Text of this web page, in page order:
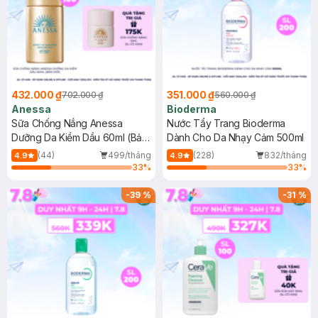
432.000 ₫702.000 ₫
Anessa
Sữa Chống Nắng Anessa
Dưỡng Da Kiềm Dầu 60ml (Bản
Mới)
4.9 (44)
499/tháng
33%
351.000 ₫560.000 ₫
Bioderma
Nước Tẩy Trang Bioderma
Dành Cho Da Nhạy Cảm 500ml
4.9 (228)
832/tháng
33%
-39% -31%